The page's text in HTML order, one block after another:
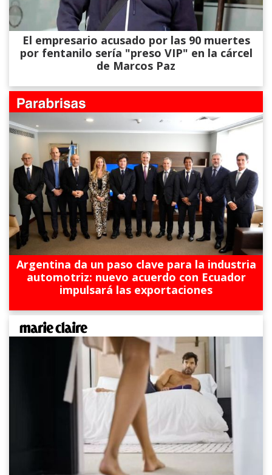
El empresario acusado por las 90 muertes
por fentanilo sería "preso VIP" en la cárcel
de Marcos Paz
Argentina da un paso clave para la industria
automotriz: nuevo acuerdo con Ecuador
impulsará las exportaciones